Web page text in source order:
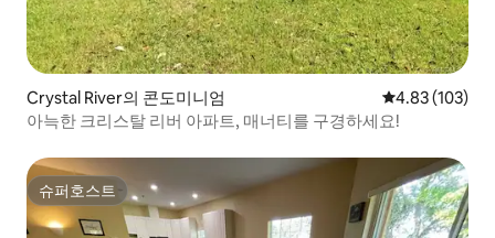
Crystal River의 콘도미니엄 평점 4.83점(5
4.83 (103)
아늑한 크리스탈 리버 아파트, 매너티를 구경하세요!
슈퍼호스트
슈퍼호스트